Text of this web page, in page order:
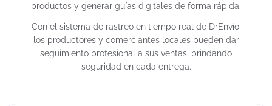
productos y generar guías digitales de forma rápida.
Con el sistema de rastreo en tiempo real de DrEnvío,
los productores y comerciantes locales pueden dar
seguimiento profesional a sus ventas, brindando
seguridad en cada entrega.